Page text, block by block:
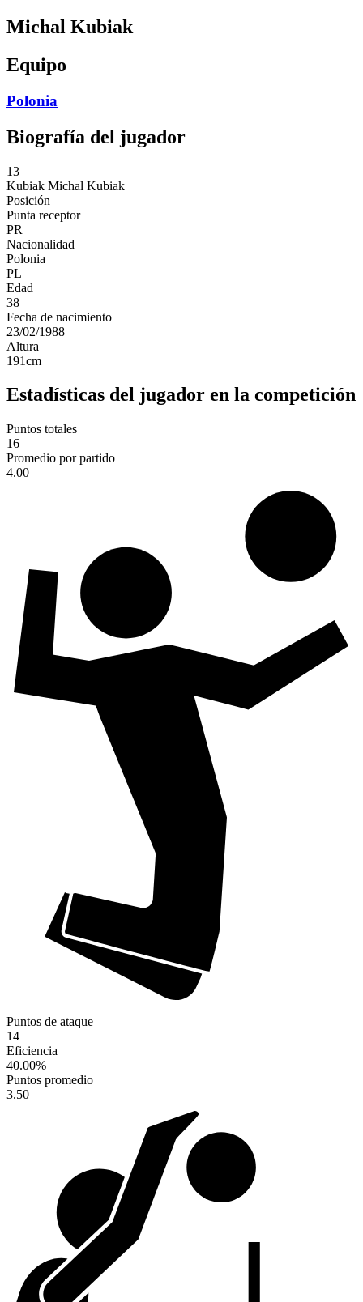
Michal Kubiak
Equipo
Polonia
Biografía del jugador
13
Kubiak Michal Kubiak
Posición
Punta receptor
PR
Nacionalidad
Polonia
PL
Edad
38
Fecha de nacimiento
23/02/1988
Altura
191cm
Estadísticas del jugador en la competición
Puntos totales
16
Promedio por partido
4.00
Puntos de ataque
14
Eficiencia
40.00%
Puntos promedio
3.50